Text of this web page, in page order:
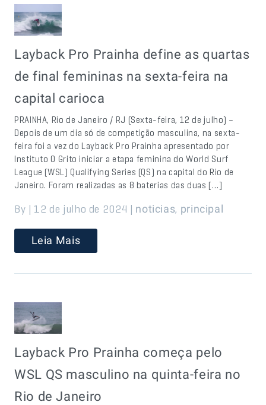
Layback Pro Prainha define as quartas
de final femininas na sexta-feira na
capital carioca
PRAINHA, Rio de Janeiro / RJ (Sexta-feira, 12 de julho) –
Depois de um dia só de competição masculina, na sexta-
feira foi a vez do Layback Pro Prainha apresentado por
Instituto O Grito iniciar a etapa feminina do World Surf
League (WSL) Qualifying Series (QS) na capital do Rio de
Janeiro. Foram realizadas as 8 baterias das duas […]
By | 12 de julho de 2024 | noticias, principal
Leia Mais
Layback Pro Prainha começa pelo
WSL QS masculino na quinta-feira no
Rio de Janeiro